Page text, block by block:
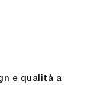
e qualità a